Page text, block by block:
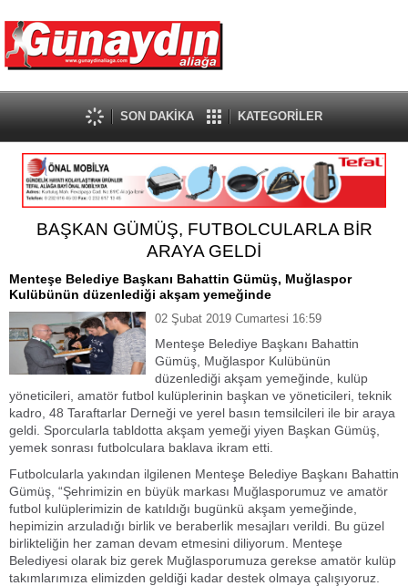
SON DAKİKA KATEGORİLER
BAŞKAN GÜMÜŞ, FUTBOLCULARLA BİR
ARAYA GELDİ
Menteşe Belediye Başkanı Bahattin Gümüş, Muğlaspor
Kulübünün düzenlediği akşam yemeğinde
02 Şubat 2019 Cumartesi 16:59
Menteşe Belediye Başkanı Bahattin
Gümüş, Muğlaspor Kulübünün
düzenlediği akşam yemeğinde, kulüp
yöneticileri, amatör futbol kulüplerinin başkan ve yöneticileri, teknik
kadro, 48 Taraftarlar Derneği ve yerel basın temsilcileri ile bir araya
geldi. Sporcularla tabldotta akşam yemeği yiyen Başkan Gümüş,
yemek sonrası futbolculara baklava ikram etti.
Futbolcularla yakından ilgilenen Menteşe Belediye Başkanı Bahattin
Gümüş, “Şehrimizin en büyük markası Muğlasporumuz ve amatör
futbol kulüplerimizin de katıldığı bugünkü akşam yemeğinde,
hepimizin arzuladığı birlik ve beraberlik mesajları verildi. Bu güzel
birlikteliğin her zaman devam etmesini diliyorum. Menteşe
Belediyesi olarak biz gerek Muğlasporumuza gerekse amatör kulüp
takımlarımıza elimizden geldiği kadar destek olmaya çalışıyoruz.